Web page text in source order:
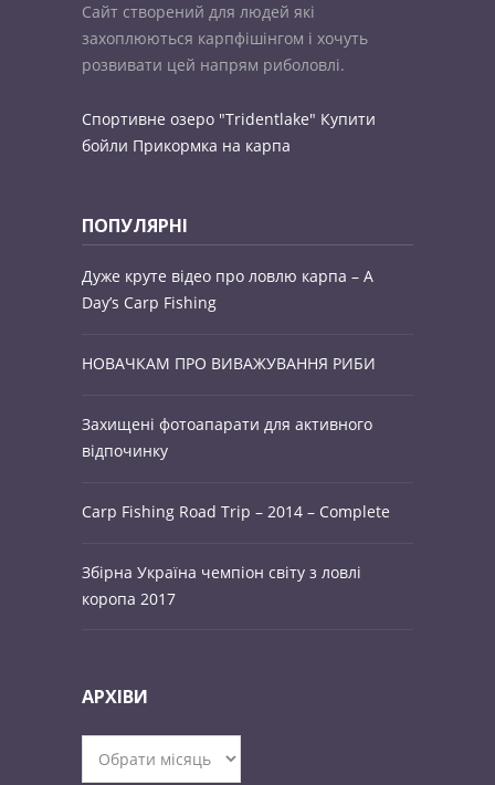
Сайт створений для людей які
захоплюються карпфішінгом і хочуть
розвивати цей напрям риболовлі.
Спортивне озеро "Tridentlake" Купити
бойли Прикормка на карпа
ПОПУЛЯРНІ
Дуже круте відео про ловлю карпа – A
Day’s Carp Fishing
НОВАЧКАМ ПРО ВИВАЖУВАННЯ РИБИ
Захищені фотоапарати для активного
відпочинку
Carp Fishing Road Trip – 2014 – Complete
Збірна Україна чемпіон світу з ловлі
коропа 2017
АРХІВИ